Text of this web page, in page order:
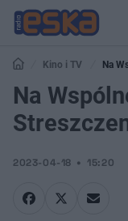
Kino i TV
Na
odcinków
Na
2023-04-18 15:20